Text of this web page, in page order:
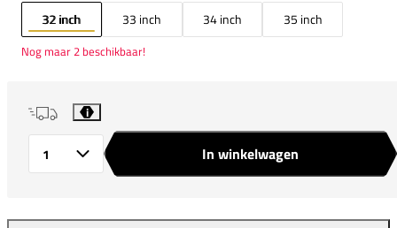
32 inch 33 inch 34 inch 35 inch
Nog maar 2 beschikbaar!
i
In winkelwagen